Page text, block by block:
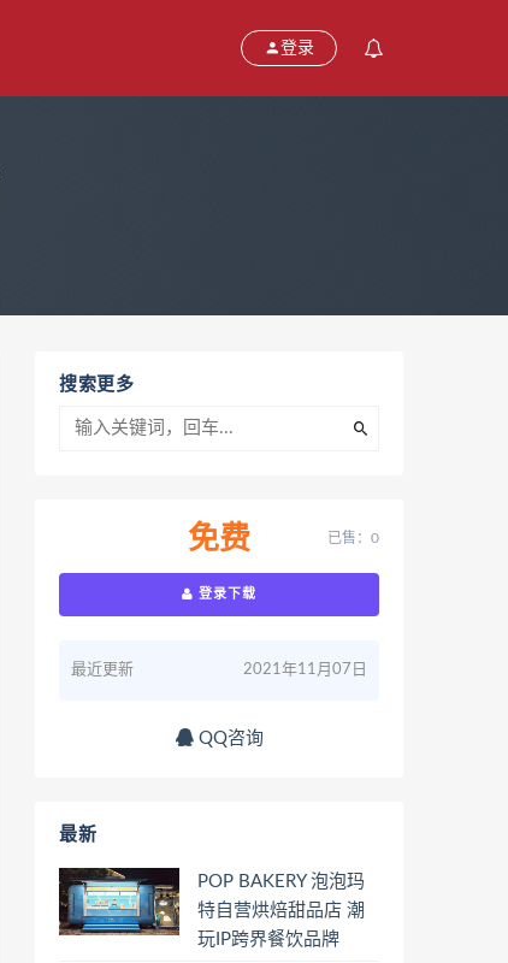
登录
搜索更多
免费 已售：0
登录下载
最近更新 2021年11月07日
QQ咨询
最新
POP BAKERY 泡泡玛
特自营烘焙甜品店 潮
玩IP跨界餐饮品牌